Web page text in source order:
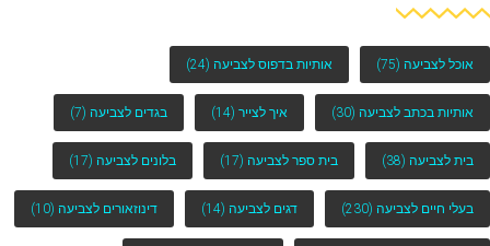
אוכל לצביעה (75) אותיות בדפוס לצביעה (24)
אותיות בכתב לצביעה (30) איך לצייר (14) בגדים לצביעה (7)
בית לצביעה (38) בית ספר לצביעה (17) בלונים לצביעה (17)
בעלי חיים לצביעה (230) דגים לצביעה (14) דינוזאורים לצביעה (10)